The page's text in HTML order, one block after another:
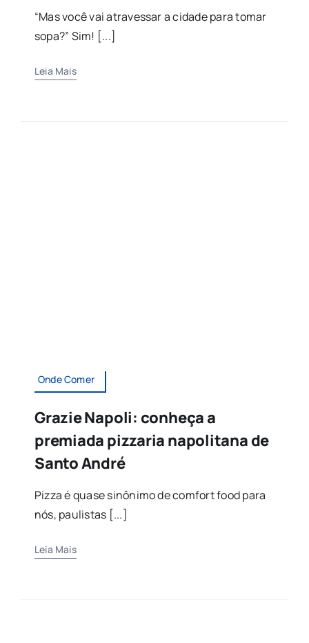
“Mas você vai atravessar a cidade para tomar
sopa?” Sim! [...]
Leia Mais
Onde Comer
Grazie Napoli: conheça a
premiada pizzaria napolitana de
Santo André
Pizza é quase sinônimo de comfort food para
nós, paulistas [...]
Leia Mais